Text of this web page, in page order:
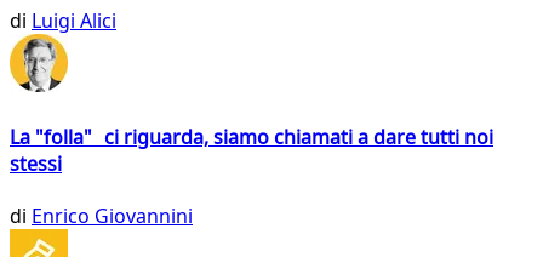
di Luigi Alici
La "folla" ci riguarda, siamo chiamati a dare tutti noi
stessi
di Enrico Giovannini